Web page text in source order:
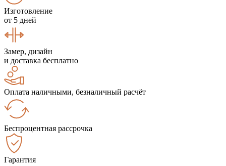
Изготовление
от 5 дней
Замер, дизайн
и доставка бесплатно
Оплата наличными, безналичный расчёт
Беспроцентная рассрочка
Гарантия